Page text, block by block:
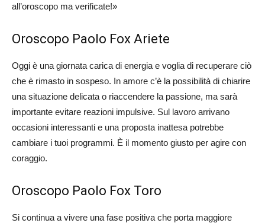
all’oroscopo ma verificate!»
Oroscopo Paolo Fox Ariete
Oggi è una giornata carica di energia e voglia di recuperare ciò
che è rimasto in sospeso. In amore c’è la possibilità di chiarire
una situazione delicata o riaccendere la passione, ma sarà
importante evitare reazioni impulsive. Sul lavoro arrivano
occasioni interessanti e una proposta inattesa potrebbe
cambiare i tuoi programmi. È il momento giusto per agire con
coraggio.
Oroscopo Paolo Fox Toro
Si continua a vivere una fase positiva che porta maggiore